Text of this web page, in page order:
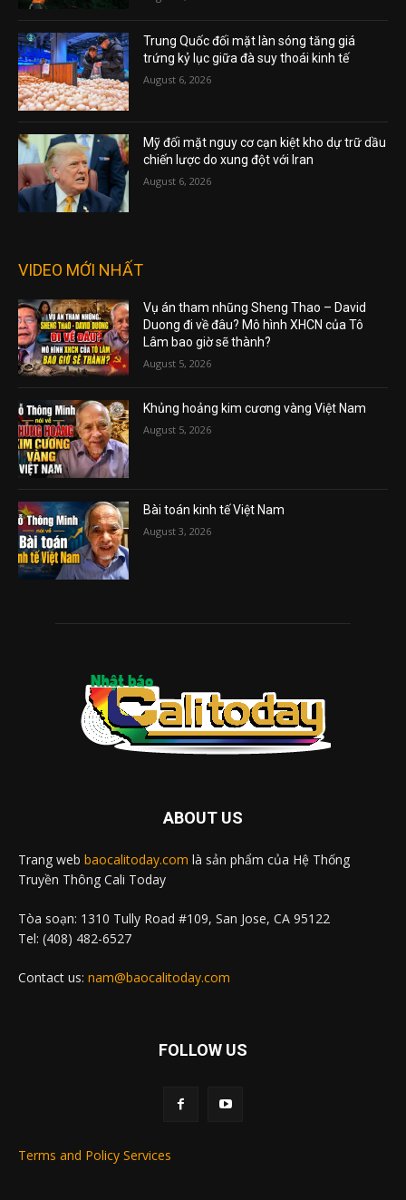
Trung Quốc đối mặt làn sóng tăng giá
trứng kỷ lục giữa đà suy thoái kinh tế
August 6, 2026
Mỹ đối mặt nguy cơ cạn kiệt kho dự trữ dầu
chiến lược do xung đột với Iran
August 6, 2026
VIDEO MỚI NHẤT
Vụ án tham nhũng Sheng Thao – David
Duong đi về đâu? Mô hình XHCN của Tô
Lâm bao giờ sẽ thành?
August 5, 2026
Khủng hoảng kim cương vàng Việt Nam
August 5, 2026
Bài toán kinh tế Việt Nam
August 3, 2026
ABOUT US
Trang web baocalitoday.com là sản phẩm của Hệ Thống
Truyền Thông Cali Today
Tòa soạn: 1310 Tully Road #109, San Jose, CA 95122
Tel: (408) 482-6527
Contact us: nam@baocalitoday.com
FOLLOW US
Terms and Policy Services